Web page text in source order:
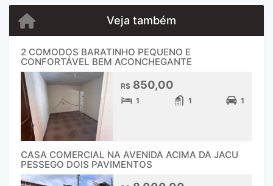
Veja também
2 COMODOS BARATINHO PEQUENO E
CONFORTÁVEL BEM ACONCHEGANTE
R$ 850,00
1 1 1
CASA COMERCIAL NA AVENIDA ACIMA DA JACU
PESSEGO DOIS PAVIMENTOS